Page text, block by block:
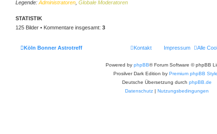
Legende: Administratoren Globale Moderatoren
STATISTIK
125 Bilder • Kommentare insgesamt: 3
Köln Bonner Astrotreff Alle
Impressum
Kontakt
Powered by phpBB® Forum Software © phpBB
Prosilver Dark Edition by Premium phpBB
Deutsche Übersetzung durch phpBB.de
Datenschutz | Nutzungsbedingungen